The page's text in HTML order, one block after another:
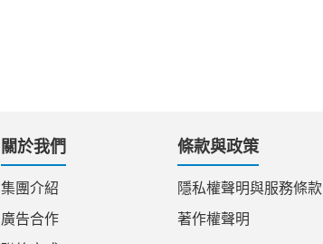
關於我們
集團介紹
廣告合作
條款與政策
隱私權聲明與服務條款
著作權聲明